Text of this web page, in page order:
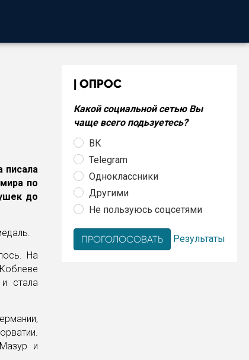
писала
по
до
На
стала
и
ОПРОС
Какой социальной сетью Вы
чаще всего подьзуетесь?
ВК
Telegram
Одноклассники
Другими
Не пользуюсь соцсетями
Результаты